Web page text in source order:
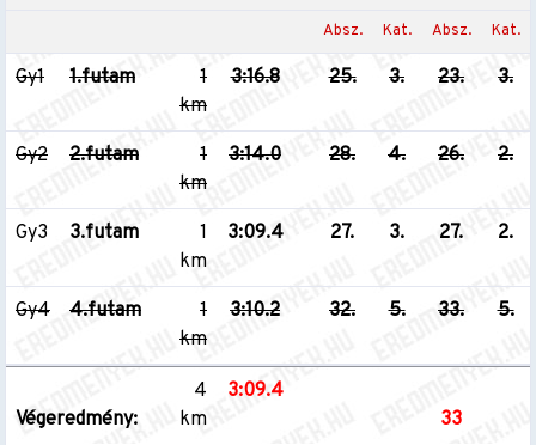
Absz. Kat. Absz. Kat.
Gy1 1.futam
1
km
3:16.8 25. 3. 23. 3.
Gy2 2.futam
1
km
3:14.0 28. 4. 26. 2.
Gy3 3.futam
1
km
3:09.4 27. 3. 27. 2.
Gy4 4.futam
1
km
3:10.2 32. 5. 33. 5.
Végeredmény:
4
km
3:09.4
33